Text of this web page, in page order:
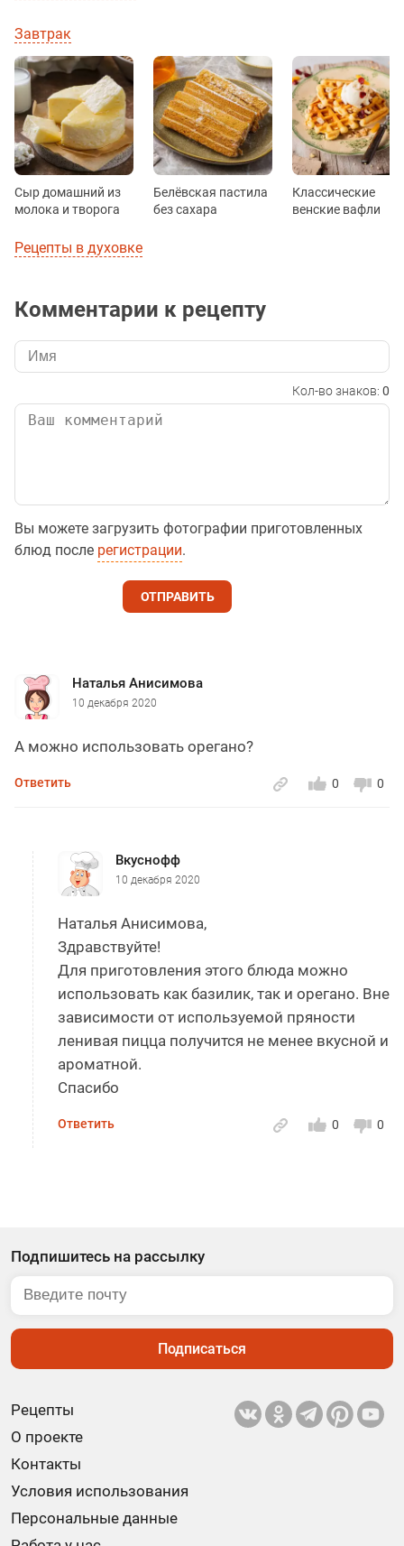
Завтрак
Сыр домашний из
молока и творога
Белёвская пастила
без сахара
Классические
венские вафли
Рецепты в духовке
Комментарии к рецепту
Кол-во знаков: 0
Вы можете загрузить фотографии приготовленных
блюд после регистрации.
ОТПРАВИТЬ
Наталья Анисимова
10 декабря 2020
А можно использовать орегано?
0
0
Ответить
Вкуснофф
10 декабря 2020
Наталья Анисимова,
Здравствуйте!
Для приготовления этого блюда можно
использовать как базилик, так и орегано. Вне
зависимости от используемой пряности
ленивая пицца получится не менее вкусной и
ароматной.
Спасибо
0
0
Ответить
Рецепты
О проекте
Контакты
Условия использования
Персональные данные
Подпишитесь на рассылку
Подписаться